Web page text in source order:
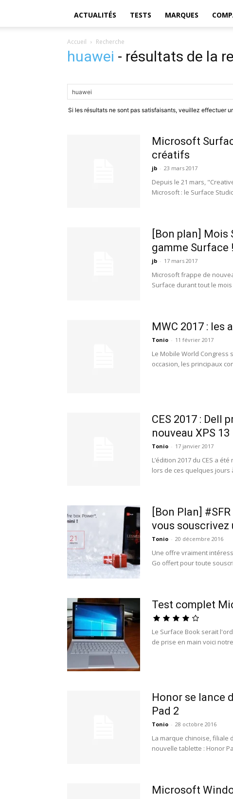
ACTUALITÉS TESTS MARQUES
Accueil Recherche
huawei - résultats de la
Si les résultats ne sont pas satisfaisants, veuillez effectuer
Microsoft
créatifs
jb - 23 mars 2017
Depuis le 21 mars,
Microsoft : le Surface
[Bon plan] Mois
gamme Surface !
jb - 17 mars 2017
Microsoft frappe de
Surface durant tout le
MWC 2017 : les
Tonio - 11 février 2017
Le Mobile World Congress
occasion, les principaux
CES 2017 : Dell
nouveau XPS 13
Tonio - 17 janvier 2017
L’édition 2017 du CES a
lors de ces quelques jours
[Bon Plan]
vous souscrivez
Tonio - 20 décembre 2016
Une offre vraiment
Go offert pour toute
Test complet
Le Surface Book serait
de prise en main voici
Honor se lance
Pad 2
Tonio - 28 octobre 2016
La marque chinoise,
nouvelle tablette : Honor
Microsoft